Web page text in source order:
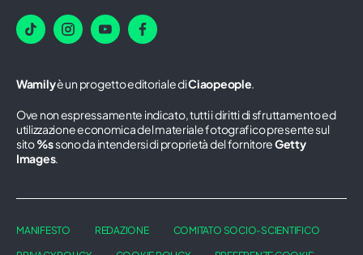
Wamilyè un progetto editoriale diCiaopeople.
Ove non espressamente indicato, tutti i diritti di sfruttamento ed
utilizzazione economica del materiale fotografico presente sul
sito%ssono da intendersi di proprietà del fornitoreGetty
Images.
MANIFESTO REDAZIONE COMITATO SOCIO-SCIENTIFICO